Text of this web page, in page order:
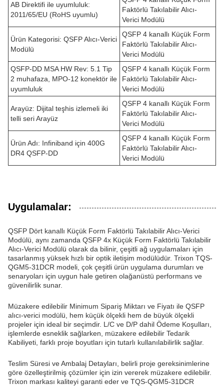
AB Direktifi ile uyumluluk:
2011/65/EU (RoHS uyumlu)
Faktörlü Takılabilir Alıcı-
Verici Modülü
Ürün Kategorisi: QSFP Alıcı-Verici
Modülü
QSFP 4 kanallı Küçük Form
Faktörlü Takılabilir Alıcı-
Verici Modülü
QSFP-DD MSA HW Rev: 5.1 Tip
2 muhafaza, MPO-12 konektör ile
uyumluluk
QSFP 4 kanallı Küçük Form
Faktörlü Takılabilir Alıcı-
Verici Modülü
Arayüz: Dijital teşhis izlemeli iki
telli seri Arayüz
QSFP 4 kanallı Küçük Form
Faktörlü Takılabilir Alıcı-
Verici Modülü
Ürün Adı: Infiniband için 400G
DR4 QSFP-DD
QSFP 4 kanallı Küçük Form
Faktörlü Takılabilir Alıcı-
Verici Modülü
Uygulamalar:
QSFP Dört kanallı Küçük Form Faktörlü Takılabilir Alıcı-Verici
Modülü, aynı zamanda QSFP 4x Küçük Form Faktörlü Takılabilir
Alıcı-Verici Modülü olarak da bilinir, çeşitli ağ uygulamaları için
tasarlanmış yüksek hızlı bir optik iletişim modülüdür. Trixon TQS-
QGM5-31DCR modeli, çok çeşitli ürün uygulama durumları ve
senaryoları için uygun hale getiren olağanüstü performans ve
güvenilirlik sunar.
Müzakere edilebilir Minimum Sipariş Miktarı ve Fiyatı ile QSFP
alıcı-verici modülü, hem küçük ölçekli hem de büyük ölçekli
projeler için ideal bir seçimdir. L/C ve D/P dahil Ödeme Koşulları,
işlemlerde esneklik sağlarken, müzakere edilebilir Tedarik
Kabiliyeti, farklı proje boyutları için tutarlı kullanılabilirlik sağlar.
Teslim Süresi ve Ambalaj Detayları, belirli proje gereksinimlerine
göre özelleştirilmiş çözümler için izin vererek müzakere edilebilir.
Trixon markası kaliteyi garanti eder ve TQS-QGM5-31DCR